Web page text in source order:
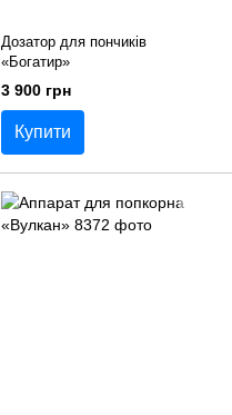
Дозатор для пончиків
«Богатир»
3 900 грн
Купити